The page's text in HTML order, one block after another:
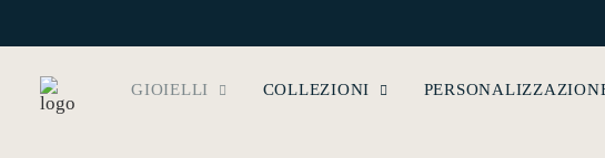
GIOIELLI COLLEZIONI